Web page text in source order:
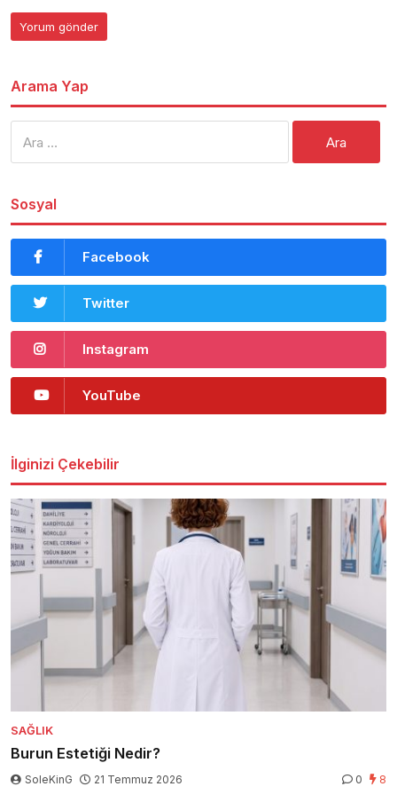
Arama Yap
Sosyal
Facebook
Twitter
Instagram
YouTube
İlginizi Çekebilir
SAĞLIK
Burun Estetiği Nedir?
SoleKinG 21 Temmuz 2026 0 8